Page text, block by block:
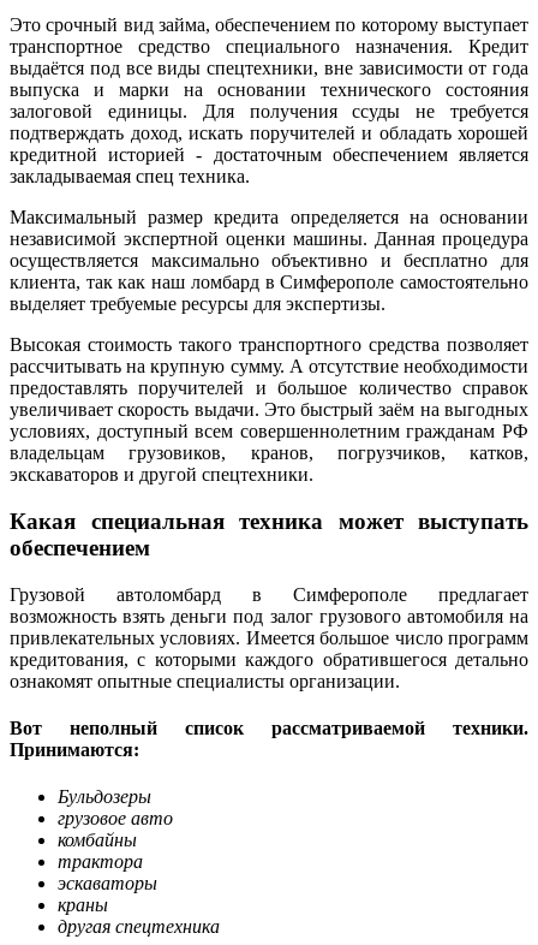
Это срочный вид займа, обеспечением по которому выступает
транспортное средство специального назначения. Кредит
выдаётся под все виды спецтехники, вне зависимости от года
выпуска и марки на основании технического состояния
залоговой единицы. Для получения ссуды не требуется
подтверждать доход, искать поручителей и обладать хорошей
кредитной историей - достаточным обеспечением является
закладываемая спец техника.
Максимальный размер кредита определяется на основании
независимой экспертной оценки машины. Данная процедура
осуществляется максимально объективно и бесплатно для
клиента, так как наш ломбард в Симферополе самостоятельно
выделяет требуемые ресурсы для экспертизы.
Высокая стоимость такого транспортного средства позволяет
рассчитывать на крупную сумму. А отсутствие необходимости
предоставлять поручителей и большое количество справок
увеличивает скорость выдачи. Это быстрый заём на выгодных
условиях, доступный всем совершеннолетним гражданам РФ
владельцам грузовиков, кранов, погрузчиков, катков,
экскаваторов и другой спецтехники.
Какая специальная техника может выступать
обеспечением
Грузовой автоломбард в Симферополе предлагает
возможность взять деньги под залог грузового автомобиля на
привлекательных условиях. Имеется большое число программ
кредитования, с которыми каждого обратившегося детально
ознакомят опытные специалисты организации.
Вот неполный список рассматриваемой техники.
Принимаются:
Бульдозеры
грузовое авто
комбайны
трактора
эскаваторы
краны
другая спецтехника